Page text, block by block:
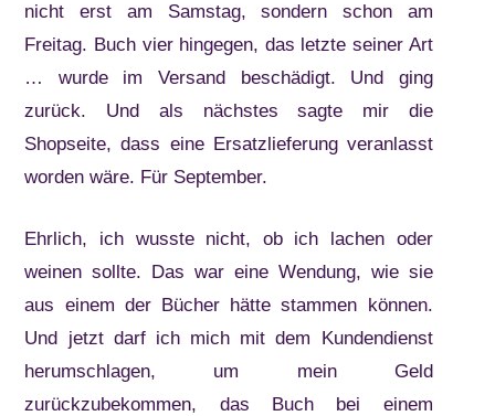
nicht erst am Samstag, sondern schon am
Freitag. Buch vier hingegen, das letzte seiner Art
… wurde im Versand beschädigt. Und ging
zurück. Und als nächstes sagte mir die
Shopseite, dass eine Ersatzlieferung veranlasst
worden wäre. Für September.
Ehrlich, ich wusste nicht, ob ich lachen oder
weinen sollte. Das war eine Wendung, wie sie
aus einem der Bücher hätte stammen können.
Und jetzt darf ich mich mit dem Kundendienst
herumschlagen, um mein Geld
zurückzubekommen, das Buch bei einem